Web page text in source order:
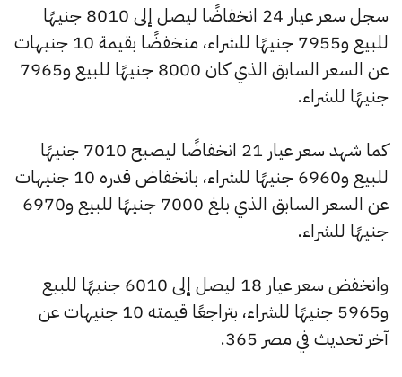
سجل سعر عيار 24 انخفاضًا ليصل إلى 8010 جنيهًا
للبيع و7955 جنيهًا للشراء، منخفضًا بقيمة 10 جنيهات
عن السعر السابق الذي كان 8000 جنيهًا للبيع و7965
جنيهًا للشراء.
كما شهد سعر عيار 21 انخفاضًا ليصبح 7010 جنيهًا
للبيع و6960 جنيهًا للشراء، بانخفاض قدره 10 جنيهات
عن السعر السابق الذي بلغ 7000 جنيهًا للبيع و6970
جنيهًا للشراء.
وانخفض سعر عيار 18 ليصل إلى 6010 جنيهًا للبيع
و5965 جنيهًا للشراء، بتراجعًا قيمته 10 جنيهات عن
آخر تحديث في مصر 365.